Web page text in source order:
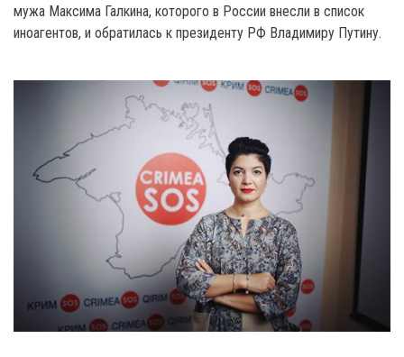
мужа Максима Галкина, которого в России внесли в список
иноагентов, и обратилась к президенту РФ Владимиру Путину.